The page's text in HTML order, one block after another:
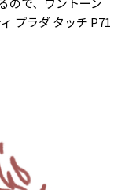
プラダ タッチ P71